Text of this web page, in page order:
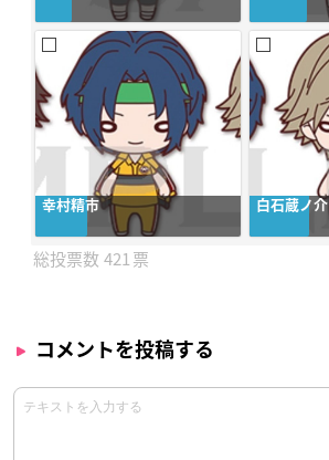
幸村精市 白石蔵ノ介
421
コメントを投稿する